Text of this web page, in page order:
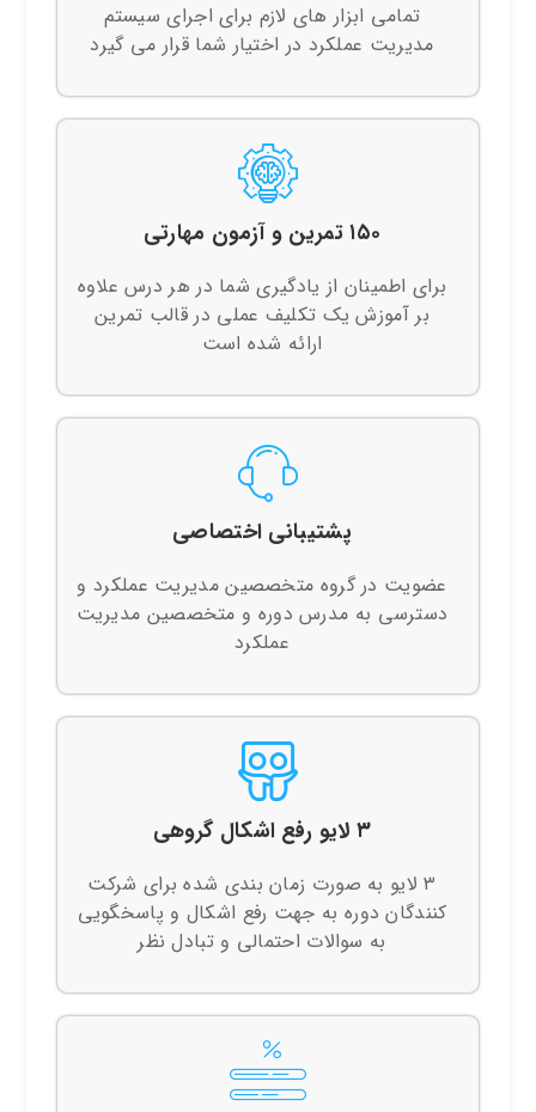
تمامی ابزار های لازم برای اجرای سیستم
مدیریت عملکرد در اختیار شما قرار می گیرد
۱۵۰ تمرین و آزمون مهارتی
برای اطمینان از یادگیری شما در هر درس علاوه
بر آموزش یک تکلیف عملی در قالب تمرین
ارائه شده است
پشتیبانی اختصاصی
عضویت در گروه متخصصین مدیریت عملکرد و
دسترسی به مدرس دوره و متخصصین مدیریت
عملکرد
۳ لایو رفع اشکال گروهی
۳ لایو به صورت زمان بندی شده برای شرکت
کنندگان دوره به جهت رفع اشکال و پاسخگویی
به سوالات احتمالی و تبادل نظر